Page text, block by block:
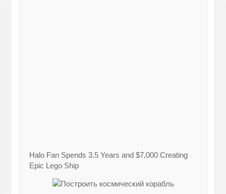
Halo Fan Spends 3.5 Years and $7,000 Creating
Epic Lego Ship